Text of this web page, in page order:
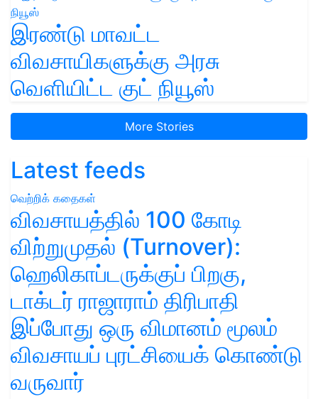
இரண்டு மாவட்ட
விவசாயிகளுக்கு அரசு
வெளியிட்ட குட் நியூஸ்
More Stories
Latest feeds
வெற்றிக் கதைகள்
விவசாயத்தில் 100 கோடி
விற்றுமுதல் (Turnover):
ஹெலிகாப்டருக்குப் பிறகு,
டாக்டர் ராஜாராம் திரிபாதி
இப்போது ஒரு விமானம் மூலம்
விவசாயப் புரட்சியைக் கொண்டு
வருவார்